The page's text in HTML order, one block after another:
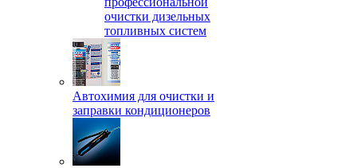
очистки дизельных
топливных систем
Автохимия для очистки и
заправки кондиционеров